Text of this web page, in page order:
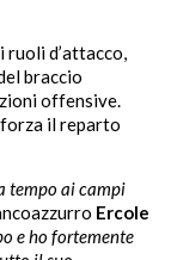
d’attacco,
braccio
offensive.
il reparto
tempo ai campi
Ercole
e ho fortemente